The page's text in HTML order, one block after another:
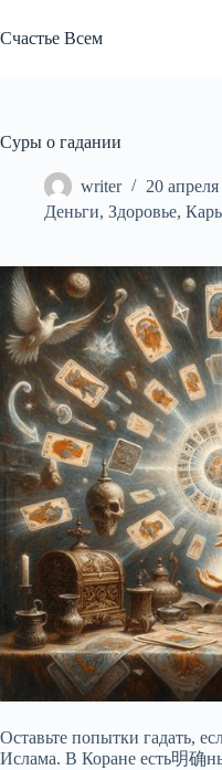
к
сути
Счастье Всем
Суры о гадании
writer
20
Деньги, Здоровье,
Оставьте попытки гадать,
Ислама. В Коране есть明确